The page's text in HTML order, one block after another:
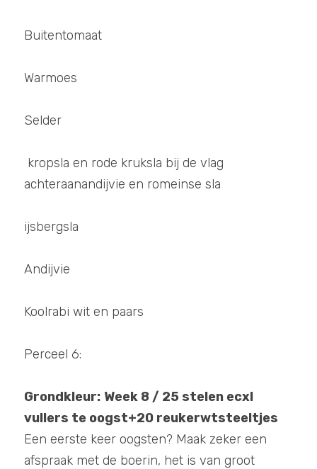
Buitentomaat
Warmoes
Selder
achteraanandijvie en romeinse sla
ijsbergsla
Andijvie
Koolrabi wit en paars
Perceel 6:
Grondkleur: Week 8 / 25 stelen ecxl
Een eerste keer oogsten? Maak zeker een
afspraak met de boerin, het is van groot